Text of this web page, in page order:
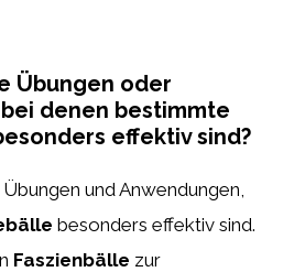
Übungen oder
denen bestimmte
effektiv sind?
und Anwendungen,
besonders effektiv sind.
Faszienbälle zur